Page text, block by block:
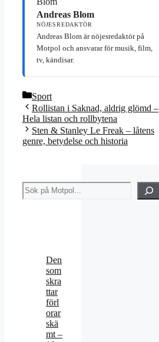
Andreas Blom
NÖJESREDAKTÖR
Andreas Blom är nöjesredaktör på
Motpol och ansvarar för musik, film,
tv, kändisar.
Kategorier
Sport
Rollistan i Saknad, aldrig glömd –
Hela listan och rollbytena
Sten & Stanley Le Freak – låtens
genre, betydelse och historia
Sök
Den
som
skra
ttar
förl
orar
skä
mt –